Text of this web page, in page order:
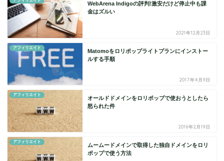
WebArena Indigoの評判!激安だけど停止中も課
金はズルい
2021年12月23日
アフィリエイト
Matomoをロリポップライトプランにインストー
ルする手順
2017年4月9日
アフィリエイト
オールドドメインをロリポップで使おうとしたら
怒られた件
2016年2月19日
アフィリエイト
ムームードメインで取得した独自ドメインをロリ
ポップで使う方法